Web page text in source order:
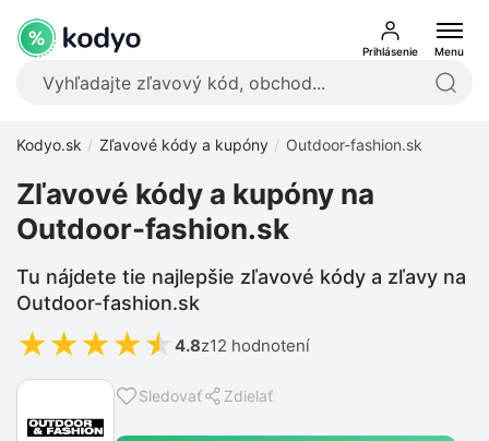
Prihlásenie Menu
Kodyo.sk Zľavové kódy a kupóny Outdoor-fashion.sk
Sledovať Zdielať
Zľavové kódy a kupóny na
Outdoor-fashion.sk
Tu nájdete tie najlepšie zľavové kódy a zľavy na
Outdoor-fashion.sk
★★★★★ 4.8z12 hodnotení